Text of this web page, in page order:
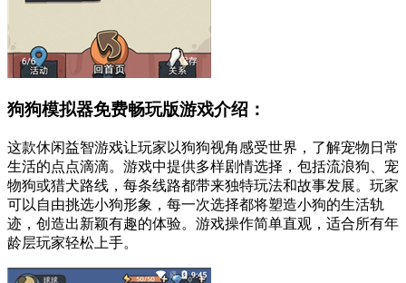
狗狗模拟器免费畅玩版游戏介绍：
这款休闲益智游戏让玩家以狗狗视角感受世界，了解宠物日常
生活的点点滴滴。游戏中提供多样剧情选择，包括流浪狗、宠
物狗或猎犬路线，每条线路都带来独特玩法和故事发展。玩家
可以自由挑选小狗形象，每一次选择都将塑造小狗的生活轨
迹，创造出新颖有趣的体验。游戏操作简单直观，适合所有年
龄层玩家轻松上手。